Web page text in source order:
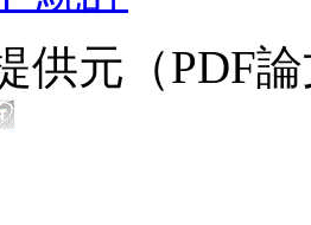
供元（PDF